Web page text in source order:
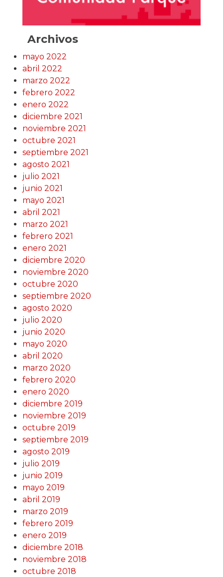
Archivos
mayo 2022
abril 2022
marzo 2022
febrero 2022
enero 2022
diciembre 2021
noviembre 2021
octubre 2021
septiembre 2021
agosto 2021
julio 2021
junio 2021
mayo 2021
abril 2021
marzo 2021
febrero 2021
enero 2021
diciembre 2020
noviembre 2020
octubre 2020
septiembre 2020
agosto 2020
julio 2020
junio 2020
mayo 2020
abril 2020
marzo 2020
febrero 2020
enero 2020
diciembre 2019
noviembre 2019
octubre 2019
septiembre 2019
agosto 2019
julio 2019
junio 2019
mayo 2019
abril 2019
marzo 2019
febrero 2019
enero 2019
diciembre 2018
noviembre 2018
octubre 2018